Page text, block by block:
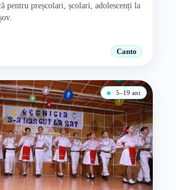
pentru preșcolari, școlari, adolescenți la
Canto
5–19 ani